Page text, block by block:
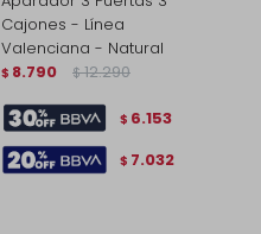
Cajones - Línea
Valenciana - Natural
$ 8.790 $ 12.290
$ 6.153
$ 7.032